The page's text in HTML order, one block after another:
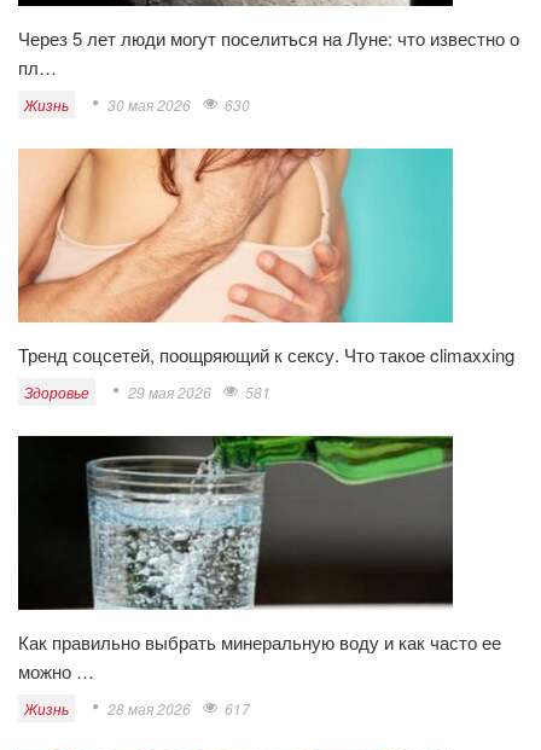
Через 5 лет люди могут поселиться на Луне: что известно о
пл…
Жизнь 30 мая 2026 630
Тренд соцсетей, поощряющий к сексу. Что такое climaxxing
Здоровье 29 мая 2026 581
Как правильно выбрать минеральную воду и как часто ее
можно …
Жизнь 28 мая 2026 617